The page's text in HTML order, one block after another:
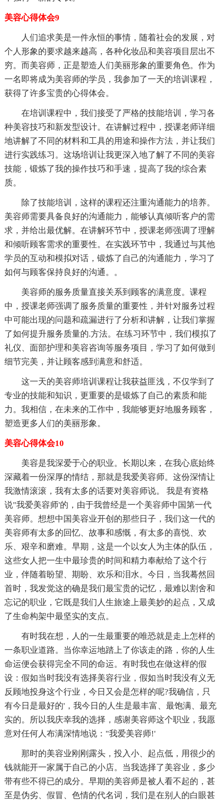
美容心得体会9
人们追求美是一件永恒的事情，随着社会的发展，对
个人形象的要求越来越高，各种化妆品和美容项目层出不
穷。而美容师，正是塑造人们美丽形象的重要角色。作为
一名即将成为美容师的学员，我参加了一天的培训课程，
获得了许多宝贵的心得体会。
在培训课程中，我们接受了严格的技能培训，学习各
种美容技巧和新发型设计。在讲解过程中，授课老师详细
地讲解了不同的材料和工具的用途和操作方法，并让我们
进行实践练习。这场培训让我更深入地了解了不同的美容
技能，锻炼了我的操作技巧和手速，提高了我的综合素
质。
除了技能培训，这样的课程还注重沟通能力的培养。
美容师需要具备良好的沟通能力，能够认真倾听客户的需
求，并给出最优解。在讲解环节中，授课老师强调了理解
和倾听顾客需求的重要性。在实践环节中，我通过与其他
学员的互动和模拟对话，锻炼了自己的沟通能力，学习了
如何与顾客保持良好的沟通。。
美容师的服务质量直接关系到顾客的满意度。课程
中，授课老师强调了服务质量的重要性，并针对服务过程
中可能出现的问题和疏漏进行了分析和讲解，让我们掌握
了如何提升服务质量的.方法。在练习环节中，我们模拟了
礼仪、面部护理和美容咨询等服务项目，学习了如何做到
细节完美，并让顾客感到满意和舒适。
这一天的美容师培训课程让我获益匪浅，不仅学到了
专业的技能和知识，更重要的是锻炼了自己的素质和能
力。我相信，在未来的工作中，我能够更好地服务顾客，
塑造更多人们的美丽形象。
美容心得体会10
美容是我深爱于心的职业。长期以来，在我心底始终
深藏着一份深厚的情结，那就是我爱美容师。这份深情让
我激情滚滚，我有太多的话要对美容师说。 我是有资格
说"我爱美容师'的，由于我曾经是一个美容师中国第一代
美容师。想想中国美容业开创的那些日子，我们这一代的
美容师有太多的回忆、故事和感慨，有太多的喜悦、欢
乐、艰辛和磨难。早期，这是一个以女人为主体的队伍，
这些女人把一生中最珍贵的时间和精力奉献给了这个行
业，伴随着盼望、期盼、欢乐和泪水。今日，当我蓦然回
首时，我发觉这的确是我们最宝贵的记忆，最难以割舍和
忘记的职业，它既是我们人生旅途上最美妙的起点，又成
了生命构架中最坚实的支点。
有时我在想，人的一生最重要的唯恐就是走上怎样的
一条职业道路。当你幸运地踏上了你该走的路，你的人生
命运便会获得完全不同的命运。有时我也在做这样的假
设：假如当时我没有选择美容行业，假如当时我没有义无
反顾地投身这个行业，今日又会是怎样的呢?我确信，只
有今日是最好的'，我今日的人生是最丰富、最饱满、最充
实的。所以我庆幸我的选择，感谢美容师这个职业，我愿
意对任何人布满深情地说："我爱美容师!'
那时的美容业刚刚露头，投入小、起点低，用很少的
钱就能开一家属于自己的小店。当我选择了美容业，多少
带有些不得已的成分。早期的美容师是被人看不起的，甚
至是伪劣、假冒、色情的代名词，我们是在别人的白眼甚